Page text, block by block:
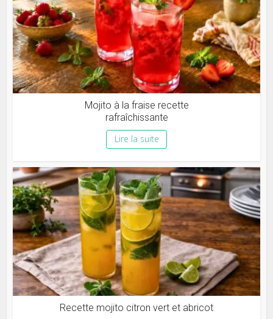
Mojito à la fraise recette
rafraîchissante
Lire la suite
Recette mojito citron vert et abricot